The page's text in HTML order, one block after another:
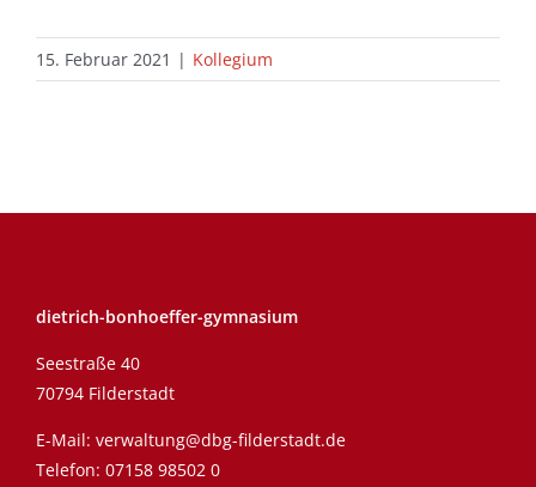
15. Februar 2021 | Kollegium
dietrich-bonhoeffer-gymnasium
Seestraße 40
70794 Filderstadt
E-Mail: verwaltung@dbg-filderstadt.de
Telefon: 07158 98502 0